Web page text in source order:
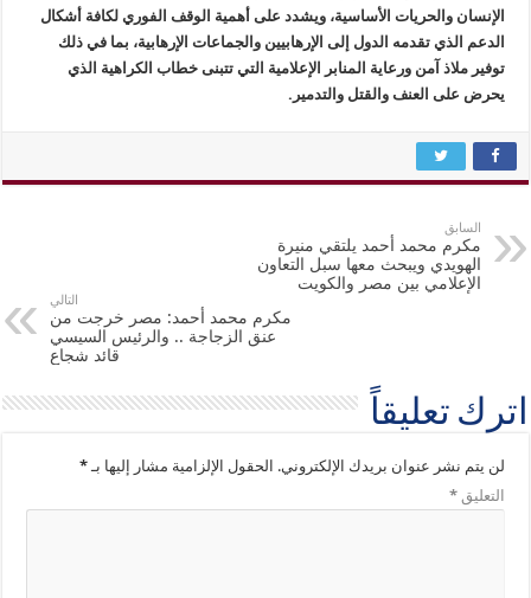
الإنسان والحريات الأساسية، ويشدد على أهمية الوقف الفوري لكافة أشكال
الدعم الذي تقدمه الدول إلى الإرهابيين والجماعات الإرهابية، بما في ذلك
توفير ملاذ آمن ورعاية المنابر الإعلامية التي تتبنى خطاب الكراهية الذي
يحرض على العنف والقتل والتدمير.
السابق
مكرم محمد أحمد يلتقي منيرة
الهويدي ويبحث معها سبل التعاون
الإعلامي بين مصر والكويت
التالي
مكرم محمد أحمد: مصر خرجت من
عنق الزجاجة .. والرئيس السيسي
قائد شجاع
اترك تعليقاً
لن يتم نشر عنوان بريدك الإلكتروني. الحقول الإلزامية مشار إليها بـ*
التعليق*